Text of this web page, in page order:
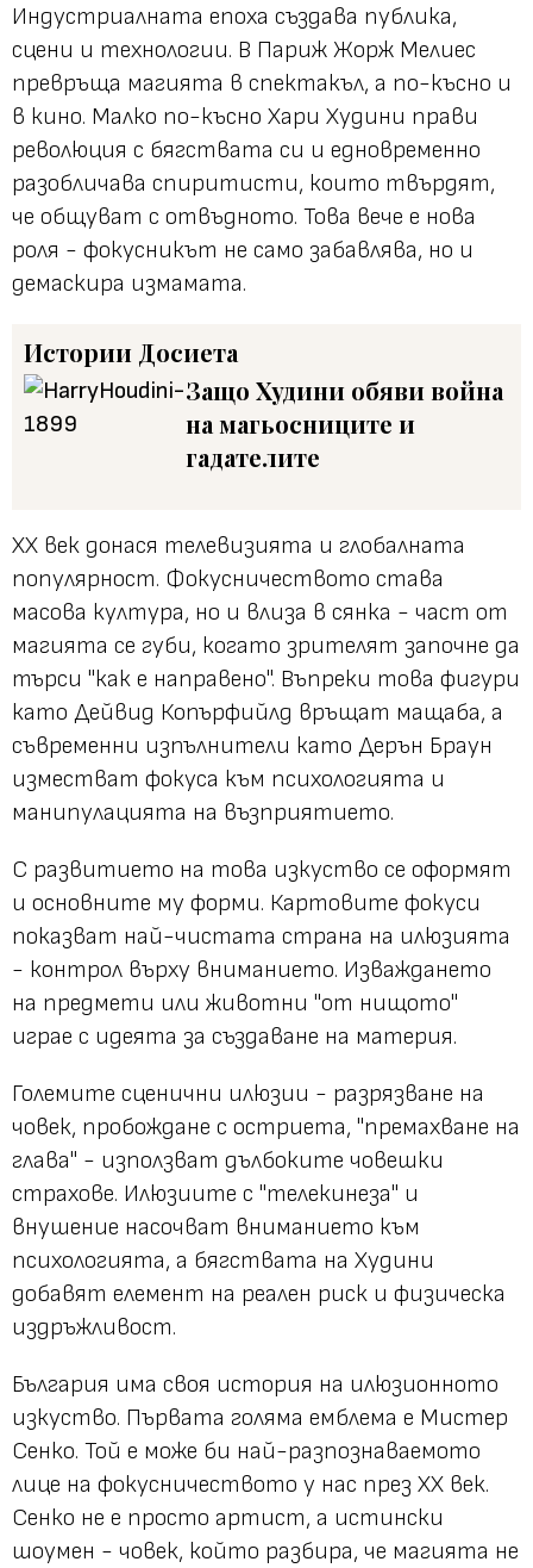
Индустриалната епоха създава публика,
сцени и технологии. В Париж Жорж Мелиес
превръща магията в спектакъл, а по-късно и
в кино. Малко по-късно Хари Худини прави
революция с бягствата си и едновременно
разобличава спиритисти, които твърдят,
че общуват с отвъдното. Това вече е нова
роля - фокусникът не само забавлява, но и
демаскира измамата.
Истории Досиета
Защо Худини обяви война
на магьосниците и
гадателите
XX век донася телевизията и глобалната
популярност. Фокусничеството става
масова култура, но и влиза в сянка - част от
магията се губи, когато зрителят започне да
търси "как е направено". Въпреки това фигури
като Дейвид Копърфийлд връщат мащаба, а
съвременни изпълнители като Дерън Браун
изместват фокуса към психологията и
манипулацията на възприятието.
С развитието на това изкуство се оформят
и основните му форми. Картовите фокуси
показват най-чистата страна на илюзията
- контрол върху вниманието. Изваждането
на предмети или животни "от нищото"
играе с идеята за създаване на материя.
Големите сценични илюзии - разрязване на
човек, пробождане с остриета, "премахване на
глава" - използват дълбоките човешки
страхове. Илюзиите с "телекинеза" и
внушение насочват вниманието към
психологията, а бягствата на Худини
добавят елемент на реален риск и физическа
издръжливост.
България има своя история на илюзионното
изкуство. Първата голяма емблема е Мистер
Сенко. Той е може би най-разпознаваемото
лице на фокусничеството у нас през XX век.
Сенко не е просто артист, а истински
шоумен - човек, който разбира, че магията не